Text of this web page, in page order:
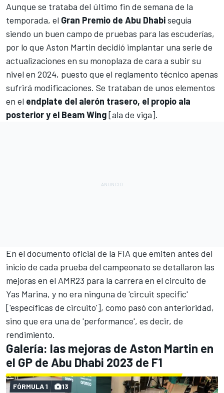
Aunque se trataba del último fin de semana de la
temporada, el Gran Premio de Abu Dhabiseguía
siendo un buen campo de pruebas para las escuderías,
por lo que Aston Martin decidió implantar una serie de
actualizaciones en su monoplaza de cara a subir su
nivel en 2024, puesto que el reglamento técnico apenas
sufrirá modificaciones. Se trataban de unos elementos
en el endplate del alerón trasero, el propio ala
posterior y el Beam Wing[ala de viga].
En el documento oficial de la FIA que emiten antes del
inicio de cada prueba del campeonato se detallaron las
mejoras en el AMR23 para la carrera en el circuito de
Yas Marina, y no era ninguna de 'circuit specific'
['específicas de circuito'], como pasó con anterioridad,
sino que era una de 'performance', es decir, de
rendimiento.
Galería: las mejoras de Aston Martin en
el GP de Abu Dhabi 2023 de F1
FÓRMULA 1 13